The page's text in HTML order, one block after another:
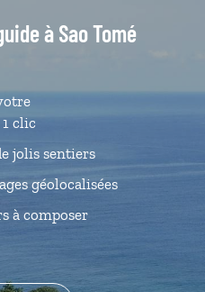
à Sao Tomé
clic
jolis sentiers
géolocalisées
à composer